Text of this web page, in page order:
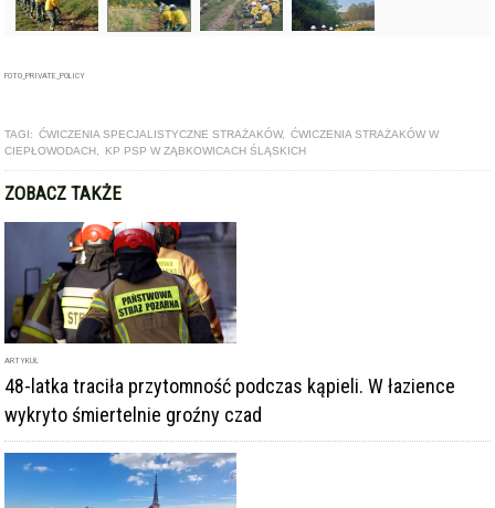
FOTO_PRIVATE_POLICY
TAGI: ĆWICZENIA SPECJALISTYCZNE STRAŻAKÓW, ĆWICZENIA STRAŻAKÓW W
CIEPŁOWODACH
KP PSP W ZĄBKOWICACH ŚLĄSKICH
ZOBACZ TAKŻE
ARTYKUŁ
48-latka traciła przytomność podczas kąpieli. W łazience
wykryto śmiertelnie groźny czad